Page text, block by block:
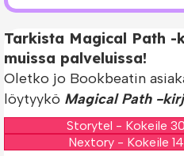
Tarkista Magical Path -
muissa palveluissa!
Oletko jo Bookbeatin
löytyykö Magical Path -
Storytel - Kokeile
Nextory - Kokeile